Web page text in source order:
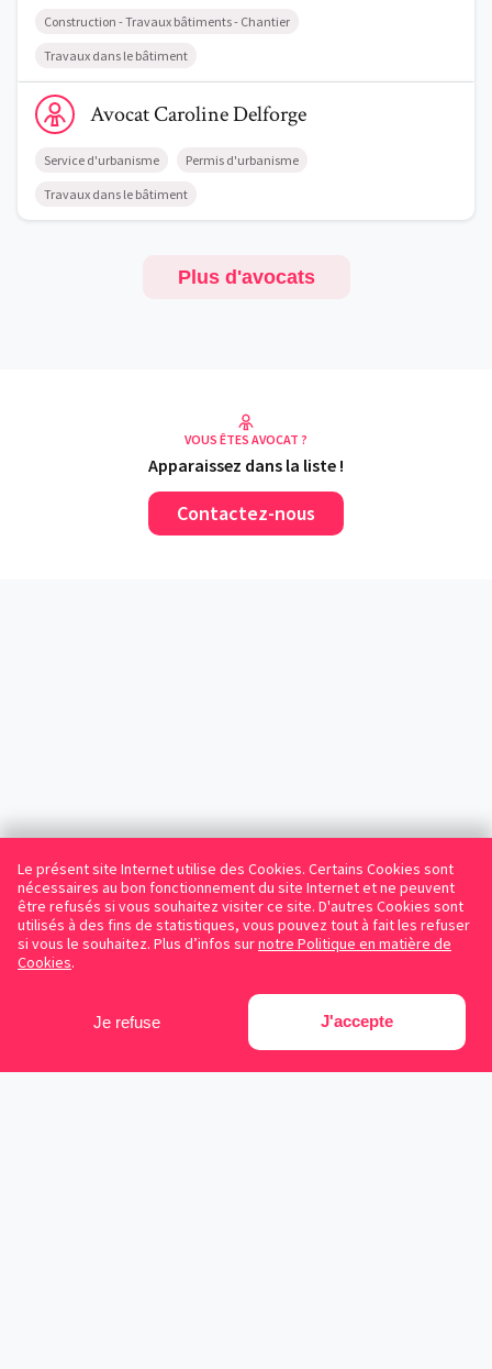
Le présent site Internet utilise des Cookies. Certains Cookies sont
nécessaires au bon fonctionnement du site Internet et ne peuvent
être refusés si vous souhaitez visiter ce site. D'autres Cookies sont
utilisés à des fins de statistiques, vous pouvez tout à fait les refuser
si vous le souhaitez. Plus d’infos surnotre Politique en matière de
Cookies.
Je refuse J'accepte
Construction - Travaux bâtiments - Chantier
Travaux dans le bâtiment
Voir le profil de AvocatCaroline Delforge
AvocatCarolineDelforge
Service d'urbanisme Permis d'urbanisme
Travaux dans le bâtiment
Plus d'avocats
VOUS ÊTES AVOCAT ?
Apparaissez dans la liste !
Contactez-nous